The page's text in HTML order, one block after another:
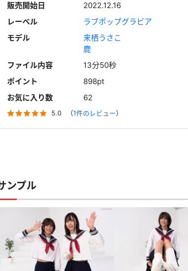
販売開始日
2022.12.16
レーベル
ラブポップグラビア
モデル
来栖うさこ
鹿
ファイル内容
13分50秒
ポイント
898pt
お気に入り数
62
5.0 （1件のレビュー）
ンプル